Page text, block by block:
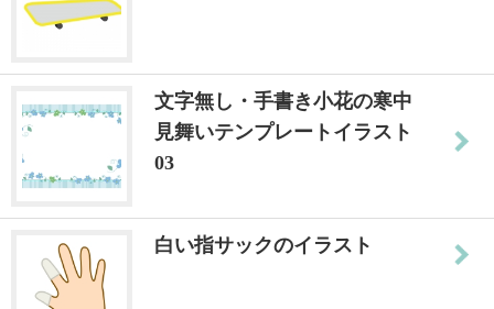
文字無し・手書き小花の寒中
見舞いテンプレートイラスト
03
白い指サックのイラスト